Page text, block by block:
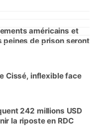
américains et
peines de prison seront
Cissé, inflexible face
242 millions USD
la riposte en RDC